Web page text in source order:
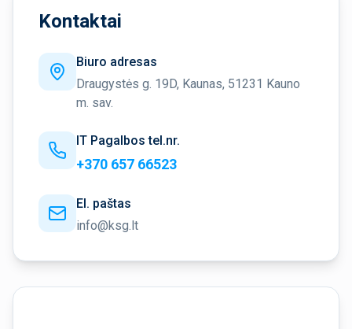
Kontaktai
Biuro adresas
Draugystės g. 19D, Kaunas, 51231 Kauno
m. sav.
IT Pagalbos tel.nr.
+370 657 66523
El. paštas
info@ksg.lt